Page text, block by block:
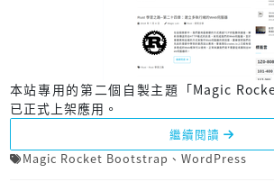
本站專用的第二個自製主題「Magic
已正式上架應用。
繼續閱讀
Magic Rocket Bootstrap 、 WordPress